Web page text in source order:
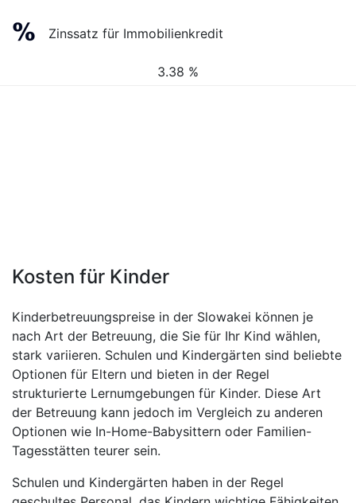
Zinssatz für Immobilienkredit
3.38 %
Kosten für Kinder
Kinderbetreuungspreise in der Slowakei können je
nach Art der Betreuung, die Sie für Ihr Kind wählen,
stark variieren. Schulen und Kindergärten sind beliebte
Optionen für Eltern und bieten in der Regel
strukturierte Lernumgebungen für Kinder. Diese Art
der Betreuung kann jedoch im Vergleich zu anderen
Optionen wie In-Home-Babysittern oder Familien-
Tagesstätten teurer sein.
Schulen und Kindergärten haben in der Regel